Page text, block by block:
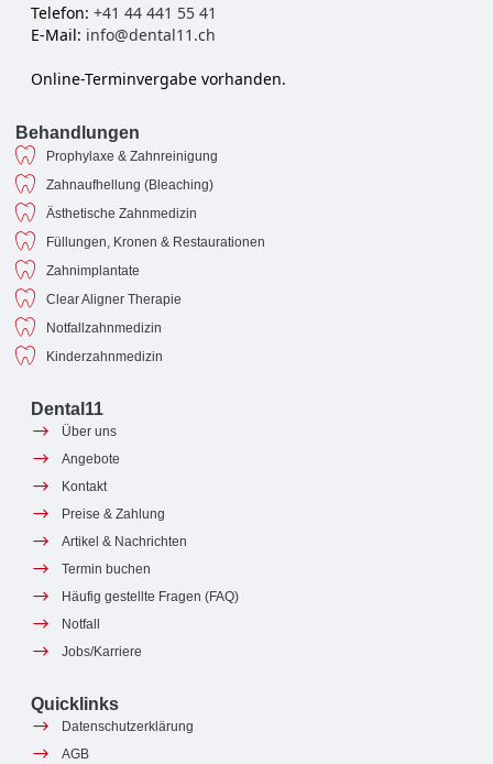
Telefon: +41 44 441 55 41
E-Mail: info@dental11.ch
Online-Terminvergabe vorhanden.
Behandlungen
Prophylaxe & Zahnreinigung
Zahnaufhellung (Bleaching)
Ästhetische Zahnmedizin
Füllungen, Kronen & Restaurationen
Zahnimplantate
Clear Aligner Therapie
Notfallzahnmedizin
Kinderzahnmedizin
Dental11
Über uns
Angebote
Kontakt
Preise & Zahlung
Artikel & Nachrichten
Termin buchen
Häufig gestellte Fragen (FAQ)
Notfall
Jobs/Karriere
Quicklinks
Datenschutzerklärung
AGB